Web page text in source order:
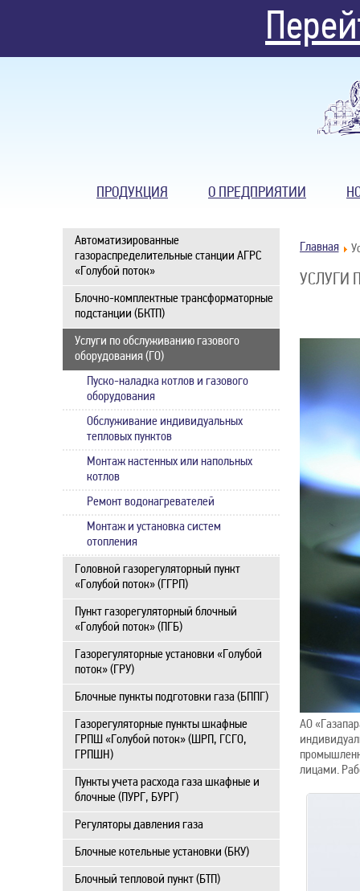
ПРОДУКЦИЯ О ПРЕДПРИЯТИИ
Автоматизированные
газораспределительные станции АГРС
«Голубой поток»
Блочно-комплектные трансформаторные
подстанции (БКТП)
Услуги по обслуживанию газового
оборудования (ГО)
Пуско-наладка котлов и газового
оборудования
Обслуживание индивидуальных
тепловых пунктов
Монтаж настенных или напольных
котлов
Ремонт водонагревателей
Монтаж и установка систем
отопления
Головной газорегуляторный пункт
«Голубой поток» (ГГРП)
Пункт газорегуляторный блочный
«Голубой поток» (ПГБ)
Газорегуляторные установки «Голубой
поток» (ГРУ)
Блочные пункты подготовки газа (БППГ)
Газорегуляторные пункты шкафные
ГРПШ «Голубой поток» (ШРП, ГСГО,
ГРПШН)
Пункты учета расхода газа шкафные и
блочные (ПУРГ, БУРГ)
Регуляторы давления газа
Блочные котельные установки (БКУ)
Блочный тепловой пункт (БТП)
Главная
УСЛУГИ
АО
лицами.